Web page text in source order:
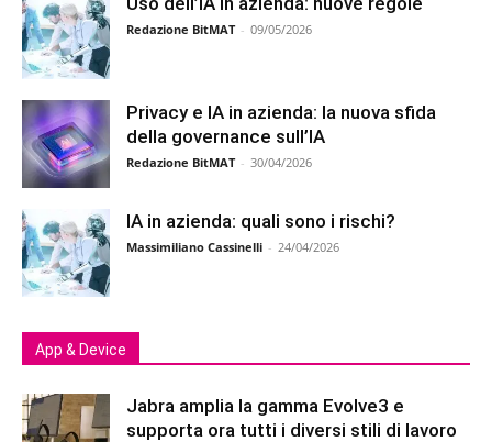
Redazione BitMAT - 09/05/2026
Privacy e IA in azienda: la nuova sfida
della governance sull’IA
Redazione BitMAT - 30/04/2026
IA in azienda: quali sono i rischi?
Massimiliano Cassinelli - 24/04/2026
App & Device
Jabra amplia la gamma Evolve3 e
supporta ora tutti i diversi stili di lavoro